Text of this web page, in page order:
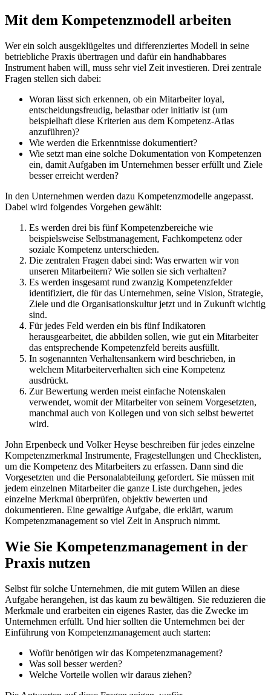
Mit dem Kompetenzmodell arbeiten
Wer ein solch ausgeklügeltes und differenziertes Modell in seine
betriebliche Praxis übertragen und dafür ein handhabbares
Instrument haben will, muss sehr viel Zeit investieren. Drei zentrale
Fragen stellen sich dabei:
Woran lässt sich erkennen, ob ein Mitarbeiter loyal,
entscheidungsfreudig, belastbar oder initiativ ist (um
beispielhaft diese Kriterien aus dem Kompetenz-Atlas
anzuführen)?
Wie werden die Erkenntnisse dokumentiert?
Wie setzt man eine solche Dokumentation von Kompetenzen
ein, damit Aufgaben im Unternehmen besser erfüllt und Ziele
besser erreicht werden?
In den Unternehmen werden dazu Kompetenzmodelle angepasst.
Dabei wird folgendes Vorgehen gewählt:
Es werden drei bis fünf Kompetenzbereiche wie
beispielsweise Selbstmanagement, Fachkompetenz oder
soziale Kompetenz unterschieden.
Die zentralen Fragen dabei sind: Was erwarten wir von
unseren Mitarbeitern? Wie sollen sie sich verhalten?
Es werden insgesamt rund zwanzig Kompetenzfelder
identifiziert, die für das Unternehmen, seine Vision, Strategie,
Ziele und die Organisationskultur jetzt und in Zukunft wichtig
sind.
Für jedes Feld werden ein bis fünf Indikatoren
herausgearbeitet, die abbilden sollen, wie gut ein Mitarbeiter
das entsprechende Kompetenzfeld bereits ausfüllt.
In sogenannten Verhaltensankern wird beschrieben, in
welchem Mitarbeiterverhalten sich eine Kompetenz
ausdrückt.
Zur Bewertung werden meist einfache Notenskalen
verwendet, womit der Mitarbeiter von seinem Vorgesetzten,
manchmal auch von Kollegen und von sich selbst bewertet
wird.
John Erpenbeck und Volker Heyse beschreiben für jedes einzelne
Kompetenzmerkmal Instrumente, Fragestellungen und Checklisten,
um die Kompetenz des Mitarbeiters zu erfassen. Dann sind die
Vorgesetzten und die Personalabteilung gefordert. Sie müssen mit
jedem einzelnen Mitarbeiter die ganze Liste durchgehen, jedes
einzelne Merkmal überprüfen, objektiv bewerten und
dokumentieren. Eine gewaltige Aufgabe, die erklärt, warum
Kompetenzmanagement so viel Zeit in Anspruch nimmt.
Wie Sie Kompetenzmanagement in der
Praxis nutzen
Selbst für solche Unternehmen, die mit gutem Willen an diese
Aufgabe herangehen, ist das kaum zu bewältigen. Sie reduzieren die
Merkmale und erarbeiten ein eigenes Raster, das die Zwecke im
Unternehmen erfüllt. Und hier sollten die Unternehmen bei der
Einführung von Kompetenzmanagement auch starten:
Wofür benötigen wir das Kompetenzmanagement?
Was soll besser werden?
Welche Vorteile wollen wir daraus ziehen?